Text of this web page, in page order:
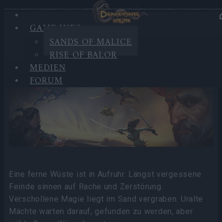
GAME INFO
SANDS OF MALICE
RISE OF BALOR
MEDIEN
FORUM
GAME INFO
Sands of Malice
Eine ferne Wüste ist in Aufruhr. Längst vergessene
Feinde sinnen auf Rache und Zerstörung.
Verschollene Magie liegt im Sand vergraben. Uralte
Mächte warten darauf, gefunden zu werden, aber